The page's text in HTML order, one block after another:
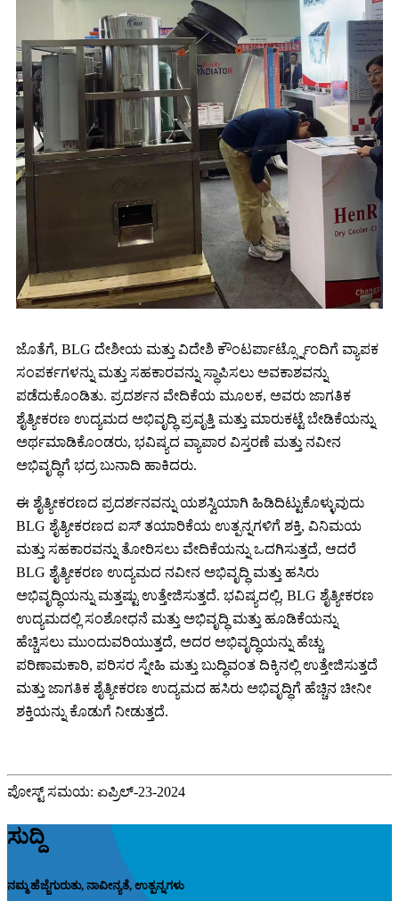
ಜೊತೆಗೆ, BLG ದೇಶೀಯ ಮತ್ತು ವಿದೇಶಿ ಕೌಂಟರ್ಪಾರ್ಟ್ಸ್ನೊಂದಿಗೆ ವ್ಯಾಪಕ
ಸಂಪರ್ಕಗಳನ್ನು ಮತ್ತು ಸಹಕಾರವನ್ನು ಸ್ಥಾಪಿಸಲು ಅವಕಾಶವನ್ನು
ಪಡೆದುಕೊಂಡಿತು. ಪ್ರದರ್ಶನ ವೇದಿಕೆಯ ಮೂಲಕ, ಅವರು ಜಾಗತಿಕ
ಶೈತ್ಯೀಕರಣ ಉದ್ಯಮದ ಅಭಿವೃದ್ಧಿ ಪ್ರವೃತ್ತಿ ಮತ್ತು ಮಾರುಕಟ್ಟೆ ಬೇಡಿಕೆಯನ್ನು
ಅರ್ಥಮಾಡಿಕೊಂಡರು, ಭವಿಷ್ಯದ ವ್ಯಾಪಾರ ವಿಸ್ತರಣೆ ಮತ್ತು ನವೀನ
ಅಭಿವೃದ್ಧಿಗೆ ಭದ್ರ ಬುನಾದಿ ಹಾಕಿದರು.
ಈ ಶೈತ್ಯೀಕರಣದ ಪ್ರದರ್ಶನವನ್ನು ಯಶಸ್ವಿಯಾಗಿ ಹಿಡಿದಿಟ್ಟುಕೊಳ್ಳುವುದು
BLG ಶೈತ್ಯೀಕರಣದ ಐಸ್ ತಯಾರಿಕೆಯ ಉತ್ಪನ್ನಗಳಿಗೆ ಶಕ್ತಿ, ವಿನಿಮಯ
ಮತ್ತು ಸಹಕಾರವನ್ನು ತೋರಿಸಲು ವೇದಿಕೆಯನ್ನು ಒದಗಿಸುತ್ತದೆ, ಆದರೆ
BLG ಶೈತ್ಯೀಕರಣ ಉದ್ಯಮದ ನವೀನ ಅಭಿವೃದ್ಧಿ ಮತ್ತು ಹಸಿರು
ಅಭಿವೃದ್ಧಿಯನ್ನು ಮತ್ತಷ್ಟು ಉತ್ತೇಜಿಸುತ್ತದೆ. ಭವಿಷ್ಯದಲ್ಲಿ, BLG ಶೈತ್ಯೀಕರಣ
ಉದ್ಯಮದಲ್ಲಿ ಸಂಶೋಧನೆ ಮತ್ತು ಅಭಿವೃದ್ಧಿ ಮತ್ತು ಹೂಡಿಕೆಯನ್ನು
ಹೆಚ್ಚಿಸಲು ಮುಂದುವರಿಯುತ್ತದೆ, ಅದರ ಅಭಿವೃದ್ಧಿಯನ್ನು ಹೆಚ್ಚು
ಪರಿಣಾಮಕಾರಿ, ಪರಿಸರ ಸ್ನೇಹಿ ಮತ್ತು ಬುದ್ಧಿವಂತ ದಿಕ್ಕಿನಲ್ಲಿ ಉತ್ತೇಜಿಸುತ್ತದೆ
ಮತ್ತು ಜಾಗತಿಕ ಶೈತ್ಯೀಕರಣ ಉದ್ಯಮದ ಹಸಿರು ಅಭಿವೃದ್ಧಿಗೆ ಹೆಚ್ಚಿನ ಚೀನೀ
ಶಕ್ತಿಯನ್ನು ಕೊಡುಗೆ ನೀಡುತ್ತದೆ.
ಪೋಸ್ಟ್ ಸಮಯ: ಏಪ್ರಿಲ್-23-2024
ಸುದ್ದಿ
ನಮ್ಮ ಹೆಜ್ಜೆಗುರುತು, ನಾವೀನ್ಯತೆ, ಉತ್ಪನ್ನಗಳು